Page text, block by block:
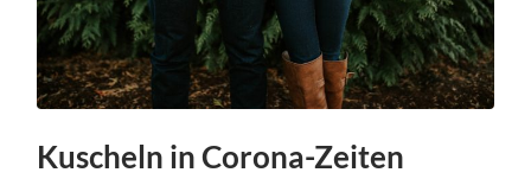
Kuscheln in Corona-Zeiten